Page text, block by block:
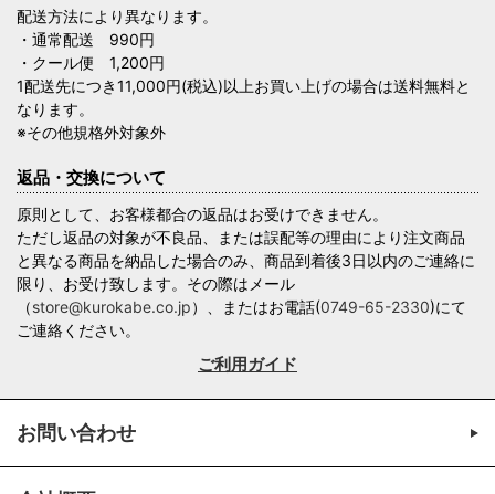
配送方法により異なります。
・通常配送 990円
・クール便 1,200円
1配送先につき11,000円(税込)以上お買い上げの場合は送料無料と
なります。
※その他規格外対象外
返品・交換について
原則として、お客様都合の返品はお受けできません。
ただし返品の対象が不良品、または誤配等の理由により注文商品
と異なる商品を納品した場合のみ、商品到着後3日以内のご連絡に
限り、お受け致します。その際はメール
（store@kurokabe.co.jp）、またはお電話(0749-65-2330)にて
ご連絡ください。
ご利用ガイド
お問い合わせ